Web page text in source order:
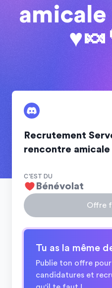
Recrutement
rencontre amicale
C'EST DU
Bénévolat
Offre
Tu as la même
Publie ton offre
candidatures et